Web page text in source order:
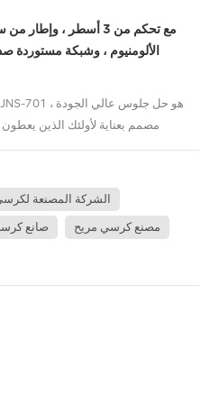
الألومنيوم ، وشبكة مستوردة
مصمم بعناية لأولئك الذين يعطون
أقصى قدر من الراحة والدعم خلال
الشركة المصنعة
صانع مصنع كرسي مريح